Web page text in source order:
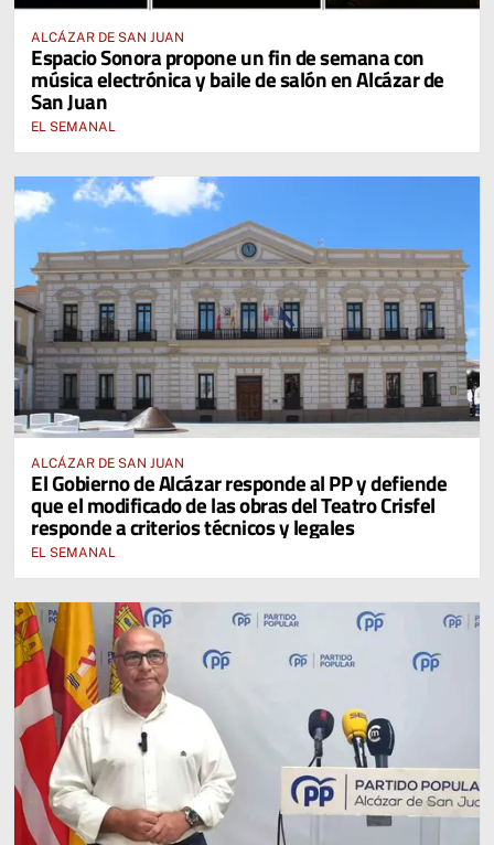
ALCÁZAR DE SAN JUAN
Espacio Sonora propone un fin de semana con
música electrónica y baile de salón en Alcázar de
San Juan
EL SEMANAL
ALCÁZAR DE SAN JUAN
El Gobierno de Alcázar responde al PP y defiende
que el modificado de las obras del Teatro Crisfel
responde a criterios técnicos y legales
EL SEMANAL